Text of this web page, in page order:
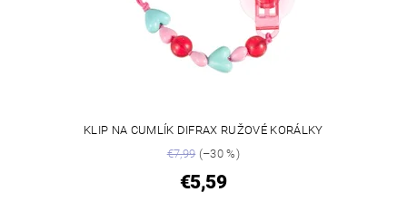
KLIP NA CUMLÍK DIFRAX RUŽOVÉ KORÁLKY
€7,99(–30 %)
€5,59